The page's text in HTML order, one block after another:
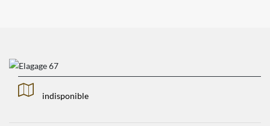
indisponible